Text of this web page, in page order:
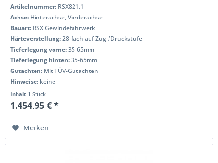
Artikelnummer: RSX821.1
Achse: Hinterachse, Vorderachse
Bauart: RSX Gewindefahrwerk
Härteverstellung:28-fach auf Zug-/Druckstufe
Tieferlegung vorne:35-65mm
Tieferlegung hinten:35-65mm
Gutachten: Mit TÜV-Gutachten
Hinweise: keine
Inhalt 1 Stück
1.454,95 € *
Merken